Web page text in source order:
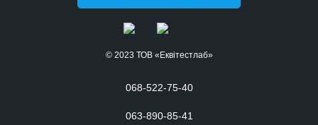
© 2023 ТОВ «Еквітестлаб»
068-522-75-40
063-890-85-41